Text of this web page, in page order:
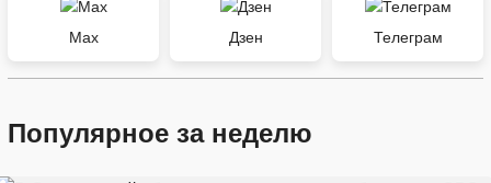
Max Дзен Телеграм
Популярное за неделю